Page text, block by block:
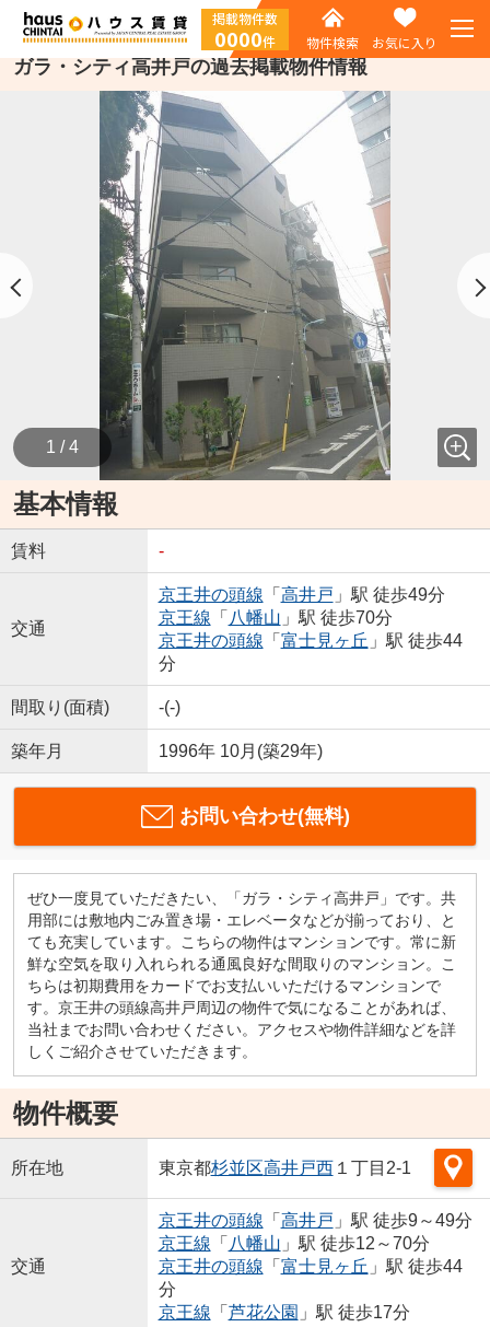
掲載物件数
0000件 物件検索 お気に入り
ガラ・シティ高井戸の過去掲載物件情報
1 / 4
基本情報
賃料 -
交通
京王井の頭線 「 高井戸 」駅 徒歩49分
京王線 「 八幡山 」駅 徒歩70分
京王井の頭線 「 富士見ヶ丘 」駅 徒歩44
分
間取り(面積) -(-)
築年月 1996年 10月(築29年)
お問い合わせ(無料)
ぜひ一度見ていただきたい、「ガラ・シティ高井戸」です。共
用部には敷地内ごみ置き場・エレベータなどが揃っており、と
ても充実しています。こちらの物件はマンションです。常に新
鮮な空気を取り入れられる通風良好な間取りのマンション。こ
ちらは初期費用をカードでお支払いいただけるマンションで
す。京王井の頭線高井戸周辺の物件で気になることがあれば、
当社までお問い合わせください。アクセスや物件詳細などを詳
しくご紹介させていただきます。
物件概要
所在地 東京都杉並区高井戸西１丁目2-1
交通
京王井の頭線 「 高井戸 」駅 徒歩9～49分
京王線 「 八幡山 」駅 徒歩12～70分
京王井の頭線 「 富士見ヶ丘 」駅 徒歩44
分
京王線 「 芦花公園 」駅 徒歩17分